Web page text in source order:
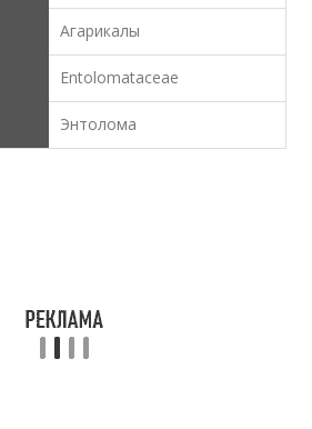
Агарикалы
Entolomataceae
Энтолома